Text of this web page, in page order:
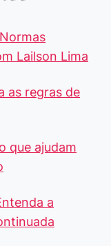
Lailson Lima
as regras de
que ajudam
a